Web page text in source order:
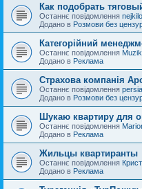
Как подобрать
Останнє повідомлення
Додано в Розмови без
Категорійний
Останнє повідомлення
Додано в Реклама
Страхова компанія
Останнє повідомлення persia
Додано в Розмови без
Шукаю квартиру для
Останнє повідомлення
Додано в Реклама
Жильцы квартиранты
Останнє повідомлення
Додано в Реклама